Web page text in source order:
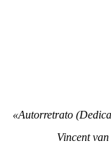
«Autorretrato
Vincent